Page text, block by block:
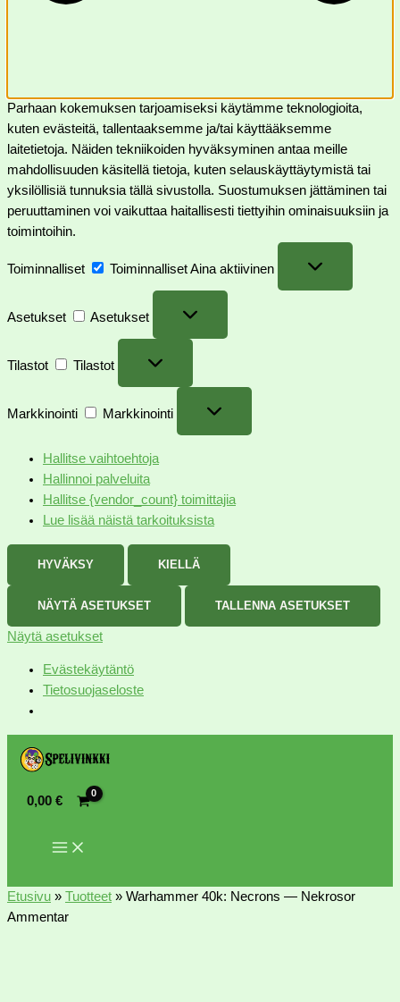
Parhaan kokemuksen tarjoamiseksi käytämme teknologioita,
kuten evästeitä, tallentaaksemme ja/tai käyttääksemme
laitetietoja. Näiden tekniikoiden hyväksyminen antaa meille
mahdollisuuden käsitellä tietoja, kuten selauskäyttäytymistä tai
yksilöllisiä tunnuksia tällä sivustolla. Suostumuksen jättäminen tai
peruuttaminen voi vaikuttaa haitallisesti tiettyihin ominaisuuksiin ja
toimintoihin.
Toiminnalliset ToiminnallisetAina aktiivinen
Asetukset Asetukset
Tilastot Tilastot
Markkinointi Markkinointi
Hallitse vaihtoehtoja
Hallinnoi palveluita
Hallitse {vendor_count} toimittajia
Lue lisää näistä tarkoituksista
HYVÄKSY KIELLÄ
NÄYTÄ ASETUKSET TALLENNA ASETUKSET
Näytä asetukset
Evästekäytäntö
Tietosuojaseloste
0,00€
Etusivu » Tuotteet » Warhammer 40k: Necrons — Nekrosor
Ammentar